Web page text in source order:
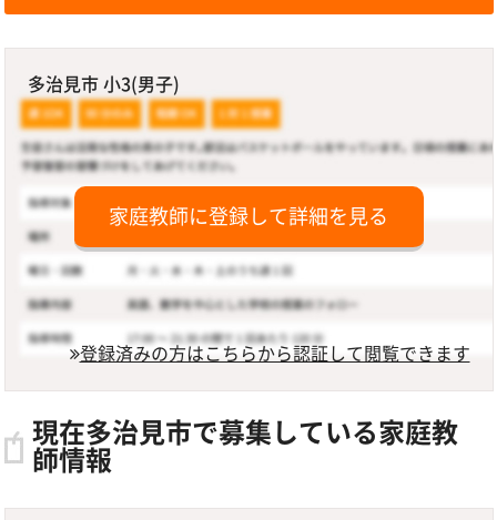
多治見市 小3(男子)
家庭教師に登録して詳細を見る
登録済みの方はこちらから認証して閲覧できます
現在多治見市で募集している家庭教
師情報